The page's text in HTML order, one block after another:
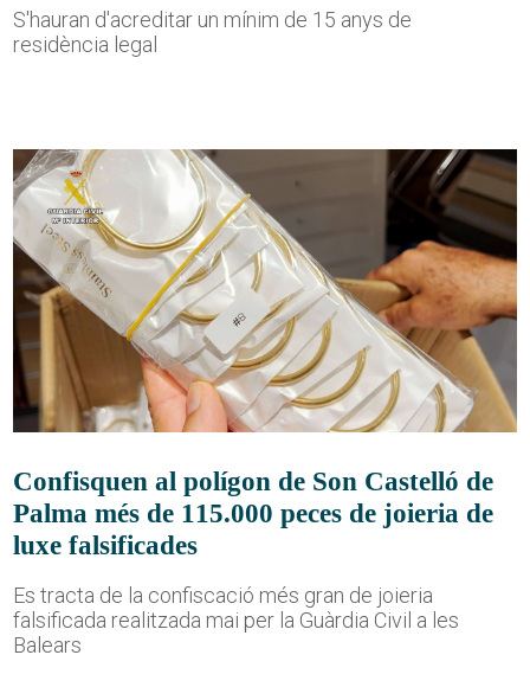
S'hauran d'acreditar un mínim de 15 anys de
residència legal
Confisquen al polígon de Son Castelló de
Palma més de 115.000 peces de joieria de
luxe falsificades
Es tracta de la confiscació més gran de joieria
falsificada realitzada mai per la Guàrdia Civil a les
Balears